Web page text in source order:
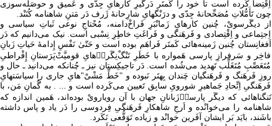
اِقْتِضا کَرده است تا خود را کَمتَر دَرگیرِ کارهایِ جِدّی و عَمیق و حوصَله‌سوزی
چون تَأَمُّلاتِ مُصَحِّحانۀ جِدّی و درَنْگهایِ شارِحانۀ ژَرف دَر مَتنِ شاهنامه کُنَنْد.
از دیگَرسویْ، چُنین کارهایِ زَمانْبَرِ فَراخْ‌دامنه، مُحْتاجِ نوعی ثَباتِ سیاسی و
اِجتِماعی و اِقْتِصادی و فَرهَنگی و فَراغَتِ خاطِرِ نِسْبی است. نیک می‌دانیم که دَر
اَفغانِستان چُنین زَمینه‌هائی کَمتَر فَراهَم بوده است و حَتّیٰ نَفْسِ إِدامۀ حَیاتِ زَبانِ
فاخِر و سَرفرازِ پارسی هَمواره با خَطَرِ تَنْگْ‌نِگَریٖ‌هایِ قومیَّتْ‌پَرَستانِ إِفْراطیِ
مُتَعَصِّبِ مُتَغَلِّب تَهدید می‌شُده است. دَر تاجیکِستان نیز ـ چُنانکه می‌دانید ـ حال و
روزِ فَرهَنگ و فَرهَنگیان چَندان بِهتَر نَبوده و "خَطِّ‌ مَشْیْ‌"هایِ جاری را سیاسَتهایِ
فَرهَنگیِ اِتِّحادِ جَماهیرِ شورویِ سابِق تَعیین می‌کَرده است و ... . به گُمانِ مَن، با
تَنگناهائی که دیگَر پارسیٖ‌زَبانانِ جهان با آن رویارویْ بوده‌اند، هَمین اندازه که
شاهنامه را می‌خوانْده و اَرجِ شاهکارِ فَرهَنگیِ فِردوسی را دَر یاد و پاس داشته
باشَند، بایَد بَر ایشان آفَرین خوانْد و زیاده تَوَقُّعی نَکَرد.